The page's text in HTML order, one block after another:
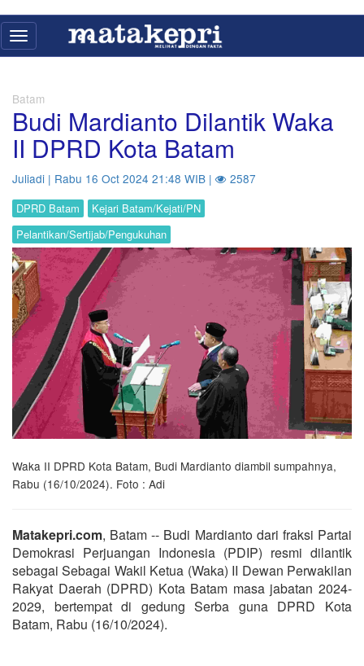
Toggle
navigation
Batam
Budi Mardianto Dilantik Waka
II DPRD Kota Batam
Juliadi | Rabu 16 Oct 2024 21:48 WIB | 2587
DPRD Batam
Kejari Batam/Kejati/PN
Pelantikan/Sertijab/Pengukuhan
Waka II DPRD Kota Batam, Budi Mardianto diambil sumpahnya,
Rabu (16/10/2024). Foto : Adi
Matakepri.com, Batam -- Budi Mardianto dari fraksi Partai
Demokrasi Perjuangan Indonesia (PDIP) resmi dilantik
sebagai Sebagai Wakil Ketua (Waka) II Dewan Perwakilan
Rakyat Daerah (DPRD) Kota Batam masa jabatan 2024-
2029, bertempat di gedung Serba guna DPRD Kota
Batam, Rabu (16/10/2024).